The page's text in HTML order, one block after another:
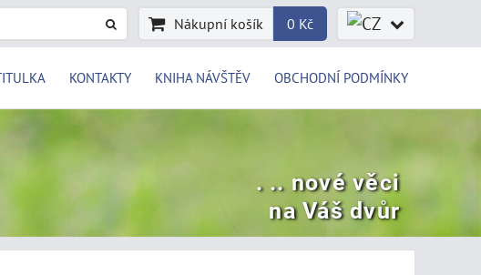
Nákupní košík 0 Kč
KONTAKTY KNIHA NÁVŠTĚV OBCHODNÍ PODMÍNKY
. .. nové věci
na Váš dvůr